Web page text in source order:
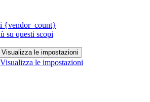
{vendor_count}
su questi scopi
Visualizza le impostazioni
Visualizza le impostazioni